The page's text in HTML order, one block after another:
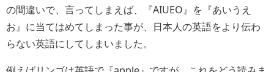
の間違いで、言ってしまえば、『AIUEO』を『あいうえ
お』に当てはめてしまった事が、日本人の英語をより伝わ
らない英語にしてしまいました。